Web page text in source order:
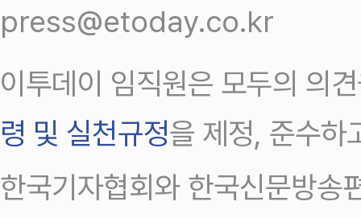
press@etoday.co.kr
이투데이 임직원은 모두의 의
령 및 실천규정을 제정, 준수하
한국기자협회와 한국신문방송